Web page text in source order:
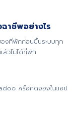
าชีพอย่างไร
งที่พักก่อนขึ้นระบบทุก
ล้วไม่ได้ที่พัก
หรือกดจองในแอป